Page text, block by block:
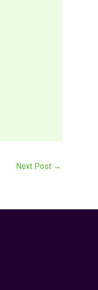
Next Post →